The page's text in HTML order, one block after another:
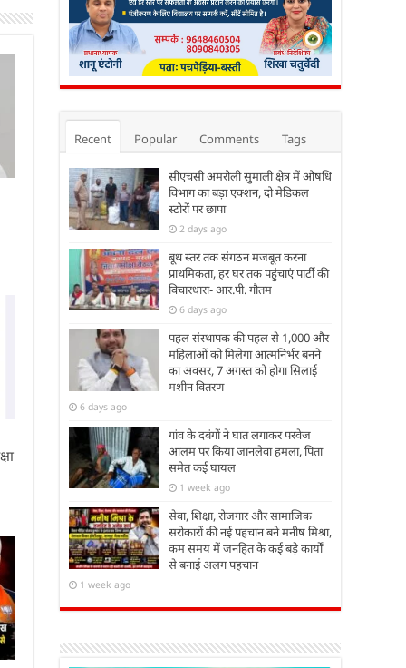
Recent Popular Comments Tags
सीएचसी अमरोली सुमाली क्षेत्र में औषधि
विभाग का बड़ा एक्शन, दो मेडिकल
स्टोरों पर छापा
2 days ago
बूथ स्तर तक संगठन मजबूत करना
प्राथमिकता, हर घर तक पहुंचाएं पार्टी की
विचारधारा- आर.पी. गौतम
6 days ago
पहल संस्थापक की पहल से 1,000 और
महिलाओं को मिलेगा आत्मनिर्भर बनने
का अवसर, 7 अगस्त को होगा सिलाई
मशीन वितरण
6 days ago
गांव के दबंगों ने घात लगाकर परवेज
आलम पर किया जानलेवा हमला, पिता
समेत कई घायल
1 week ago
सेवा, शिक्षा, रोजगार और सामाजिक
सरोकारों की नई पहचान बने मनीष मिश्रा,
कम समय में जनहित के कई बड़े कार्यों
से बनाई अलग पहचान
1 week ago